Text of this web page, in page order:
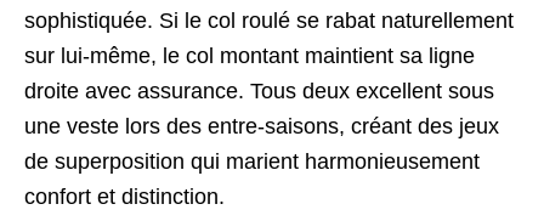
sophistiquée. Si le col roulé se rabat naturellement
sur lui-même, le col montant maintient sa ligne
droite avec assurance. Tous deux excellent sous
une veste lors des entre-saisons, créant des jeux
de superposition qui marient harmonieusement
confort et distinction.